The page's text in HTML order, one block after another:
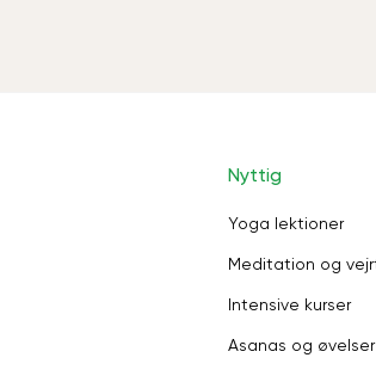
Nyttig
Yoga lektioner
Meditation og
Intensive kurser
Asanas og øvelser